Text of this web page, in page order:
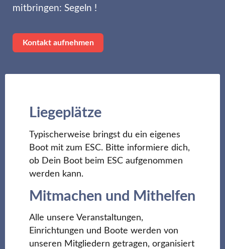
mitbringen: Segeln !
Kontakt aufnehmen
Liegeplätze
Typischerweise bringst du ein eigenes
Boot mit zum ESC. Bitte informiere dich,
ob Dein Boot beim ESC aufgenommen
werden kann.
Mitmachen und Mithelfen
Alle unsere Veranstaltungen,
Einrichtungen und Boote werden von
unseren Mitgliedern getragen, organisiert